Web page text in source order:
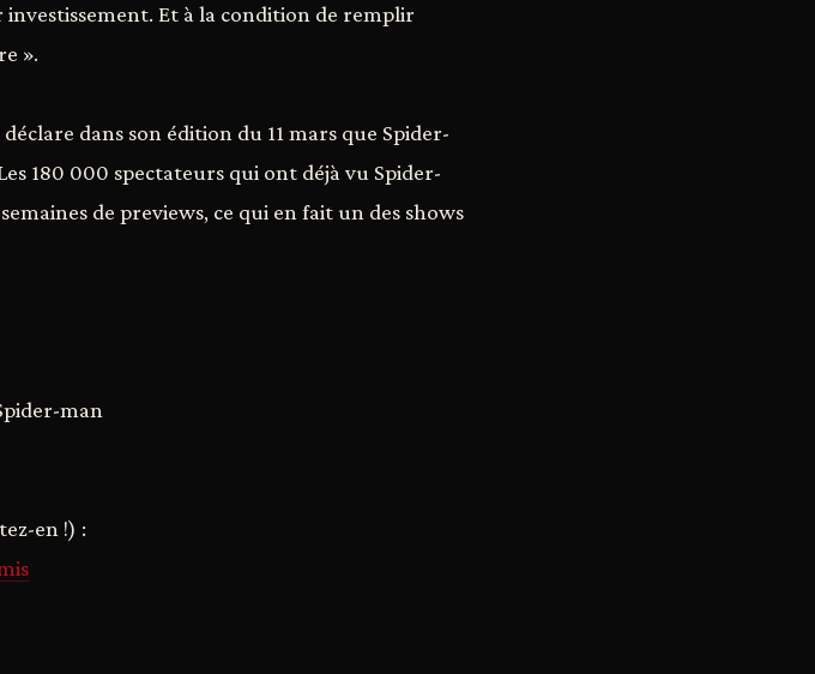
Et à la condition de remplir
».
dans son édition du 11 mars que Spider-
180 000 spectateurs qui ont déjà vu Spider-
de previews, ce qui en fait un des shows
man
en !) :